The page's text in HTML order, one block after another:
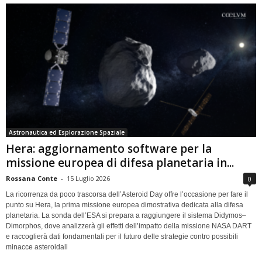
Astronautica ed Esplorazione Spaziale
Hera: aggiornamento software per la
missione europea di difesa planetaria in...
Rossana Conte - 15 Luglio 2026 0
La ricorrenza da poco trascorsa dell’Asteroid Day offre l’occasione per fare il
punto su Hera, la prima missione europea dimostrativa dedicata alla difesa
planetaria. La sonda dell’ESA si prepara a raggiungere il sistema Didymos–
Dimorphos, dove analizzerà gli effetti dell’impatto della missione NASA DART
e raccoglierà dati fondamentali per il futuro delle strategie contro possibili
minacce asteroidali